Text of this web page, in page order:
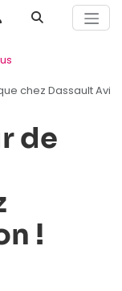
chez Dassault
de
!